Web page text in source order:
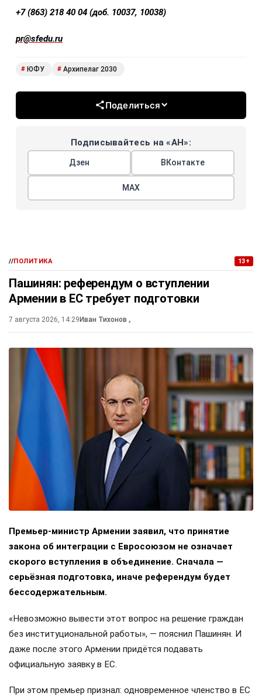
+7 (863) 218 40 04 (доб. 10037, 10038)
pr@sfedu.ru
# ЮФУ # Архипелаг 2030
Поделиться
Подписывайтесь на «АН»:
Дзен ВКонтакте
МАХ
//ПОЛИТИКА 13+
Пашинян: референдум о вступлении
Армении в ЕС требует подготовки
7 августа 2026, 14:29Иван Тихонов ,
Премьер-министр Армении заявил, что принятие
закона об интеграции с Евросоюзом не означает
скорого вступления в объединение. Сначала —
серьёзная подготовка, иначе референдум будет
бессодержательным.
«Невозможно вывести этот вопрос на решение граждан
без институциональной работы», — пояснил Пашинян. И
даже после этого Армении придётся подавать
официальную заявку в ЕС.
При этом премьер признал: одновременное членство в ЕС